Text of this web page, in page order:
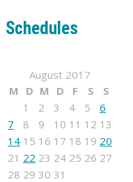
Schedules
August 2017
M D M D F S
S
1
2 3 4 5
6
7
8 9 10 11 12 13
14 15 16 17 18 19 20
21 22 23 24 25 26 27
28 29 30 31